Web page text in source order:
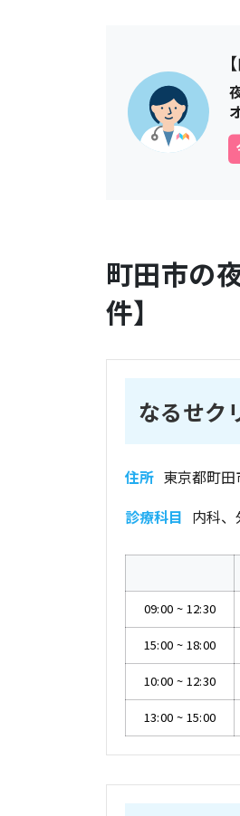
町田市の
件】
なるせク
住所 東京都町
診療科目 内科
09:00 ~ 12:30
15:00 ~ 18:00
10:00 ~ 12:30
13:00 ~ 15:00